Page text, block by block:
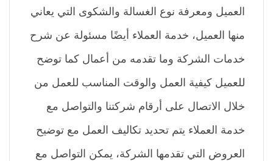
العميل ومعرفة نوع الغسالة والشكوى التي يعاني
منها العميل، خدمة العملاء أيضًا مسئولة عن شرح
خدمات الشركة وما تقدمه من أعمال كما توضح
للعميل كيفية العمل والوقت المناسب للعمل من
خلال الاتصال على أرقام شركتنا والتواصل مع
خدمة العملاء يتم تحديد تكاليف العمل مع توضيح
العروض التي تقدمها الشركة، يمكن التواصل مع